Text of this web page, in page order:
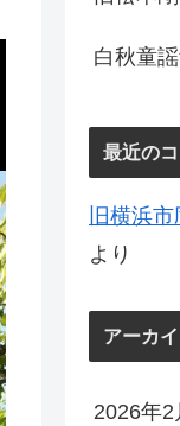
白秋童
最近の
旧横浜
より
アーカ
2026年2